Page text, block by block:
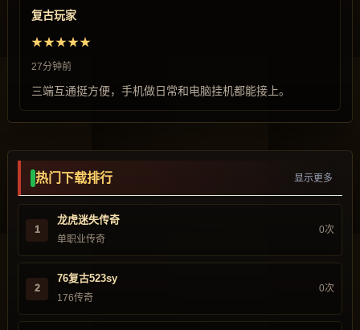
复古玩家
★★★★★
27分钟前
三端互通挺方便，手机做日常和电脑挂机都能接上。
热门下载排行 显示更多
1
龙虎迷失传奇
单职业传奇
0次
2
76复古523sy
176传奇
0次